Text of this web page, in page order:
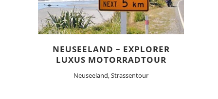
NEUSEELAND – EXPLORER
LUXUS MOTORRADTOUR
Neuseeland, Strassentour